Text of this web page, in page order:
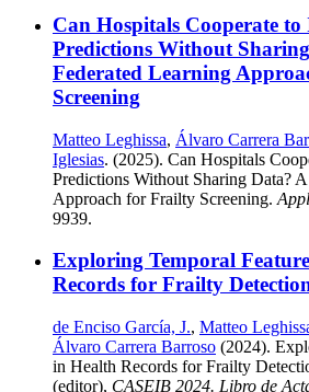
Can Hospitals Cooperate
Predictions Without
Federated Learning
Screening
Matteo Leghissa, Álvaro Carrera
Iglesias. (2025). Can Hospitals
Predictions Without Sharing Data?
Approach for Frailty Screening.
9939.
Exploring Temporal
Records for Frailty
de Enciso García, J., Matteo
Álvaro Carrera Barroso (2024).
in Health Records for Frailty
(editor), CASEIB 2024. Libro de